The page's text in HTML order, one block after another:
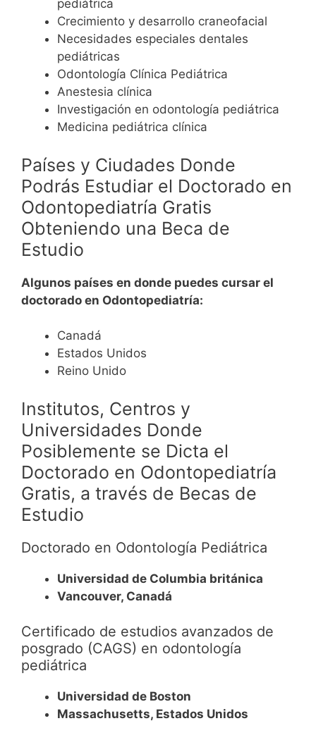
pediátrica
Crecimiento y desarrollo craneofacial
Necesidades especiales dentales
pediátricas
Odontología Clínica Pediátrica
Anestesia clínica
Investigación en odontología pediátrica
Medicina pediátrica clínica
Países y Ciudades Donde
Podrás Estudiar el Doctorado en
Odontopediatría Gratis
Obteniendo una Beca de
Estudio
Algunos países en donde puedes cursar el
doctorado en Odontopediatría:
Canadá
Estados Unidos
Reino Unido
Institutos, Centros y
Universidades Donde
Posiblemente se Dicta el
Doctorado en Odontopediatría
Gratis, a través de Becas de
Estudio
Doctorado en Odontología Pediátrica
Universidad de Columbia británica
Vancouver, Canadá
Certificado de estudios avanzados de
posgrado (CAGS) en odontología
pediátrica
Universidad de Boston
Massachusetts, Estados Unidos